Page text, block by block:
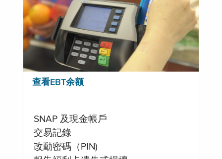
查看EBT余额
SNAP 及現金帳戶
交易記錄
改動密碼（PIN)